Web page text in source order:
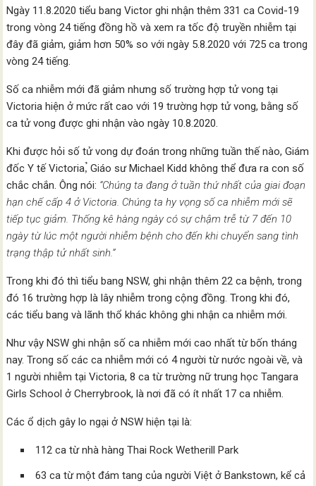
Ngày 11.8.2020 tiểu bang Victor ghi nhận thêm 331 ca Covid-19
trong vòng 24 tiếng đồng hồ và xem ra tốc độ truyền nhiễm tại
đây đã giảm, giảm hơn 50% so với ngày 5.8.2020 với 725 ca trong
vòng 24 tiếng.
Số ca nhiễm mới đã giảm nhưng số trường hợp tử vong tại
Victoria hiện ở mức rất cao với 19 trường hợp tử vong, bằng số
ca tử vong được ghi nhận vào ngày 10.8.2020.
Khi được hỏi số tử vong dự đoán trong những tuần thế nào, Giám
đốc Y tế Victoria,̉ Giáo sư Michael Kidd không thể đưa ra con số
chắc chắn. Ông nói: “Chúng ta đang ở tuần thứ nhất của giai đoạn
hạn chế cấp 4 ở Victoria. Chúng ta hy vọng số ca nhiễm mới sẽ
tiếp tục giảm. Thống kê hàng ngày có sự chậm trễ từ 7 đến 10
ngày từ lúc một người nhiễm bệnh cho đến khi chuyển sang tình
trạng thập tử nhất sinh.”
Trong khi đó thì tiểu bang NSW, ghi nhận thêm 22 ca bệnh, trong
đó 16 trường hợp là lây nhiễm trong cộng đồng. Trong khi đó,
các tiểu bang và lãnh thổ khác không ghi nhận ca nhiễm mới.
Như vậy NSW ghi nhận số ca nhiễm mới cao nhất từ bốn tháng
nay. Trong số các ca nhiễm mới có 4 người từ nước ngoài về, và
1 người nhiễm tại Victoria, 8 ca từ trường nữ trung học Tangara
Girls School ở Cherrybrook, là nơi đã có ít nhất 17 ca nhiễm.
Các ổ dịch gây lo ngại ở NSW hiện tại là:
112 ca từ nhà hàng Thai Rock Wetherill Park
63 ca từ một đám tang của người Việt ở Bankstown, kể cả